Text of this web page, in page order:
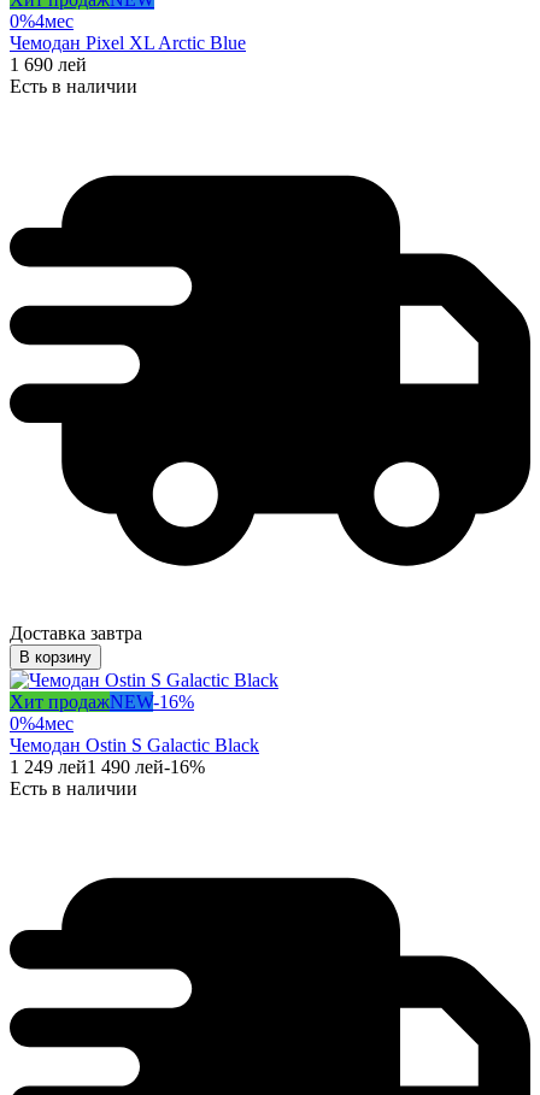
0%4мес
Чемодан Pixel XL Arctic Blue
1 690 лей
Есть в наличии
Доставка завтра
В корзину
Хит продажNEW-16%
0%4мес
Чемодан Ostin S Galactic Black
1 249 лей1 490 лей-16%
Есть в наличии